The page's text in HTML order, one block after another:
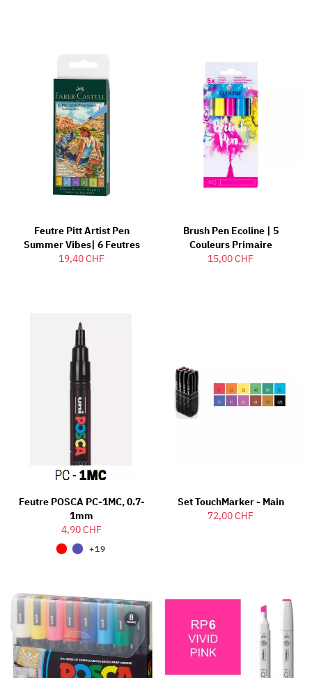
Feutre Pitt Artist Pen
Summer Vibes| 6 Feutres
19,40 CHF
Brush Pen Ecoline | 5
Couleurs Primaire
15,00 CHF
Feutre POSCA PC-1MC, 0.7-
1mm
4,90 CHF
+19
Set TouchMarker - Main
72,00 CHF